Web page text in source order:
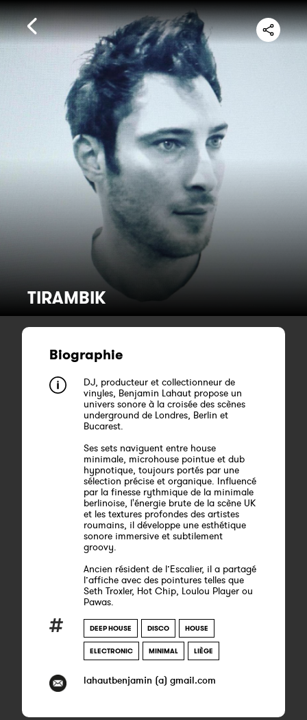
TIRAMBIK
Biographie
DJ, producteur et collectionneur de
vinyles, Benjamin Lahaut propose un
univers sonore à la croisée des scènes
underground de Londres, Berlin et
Bucarest.
Ses sets naviguent entre house
minimale, microhouse pointue et dub
hypnotique, toujours portés par une
sélection précise et organique. Influencé
par la finesse rythmique de la minimale
berlinoise, l'énergie brute de la scène UK
et les textures profondes des artistes
roumains, il développe une esthétique
sonore immersive et subtilement
groovy.
Ancien résident de l’Escalier, il a partagé
l’affiche avec des pointures telles que
Seth Troxler, Hot Chip, Loulou Player ou
Pawas.
DEEP HOUSE DISCO HOUSE
ELECTRONIC MINIMAL LIÈGE
lahautbenjamin (a) gmail.com